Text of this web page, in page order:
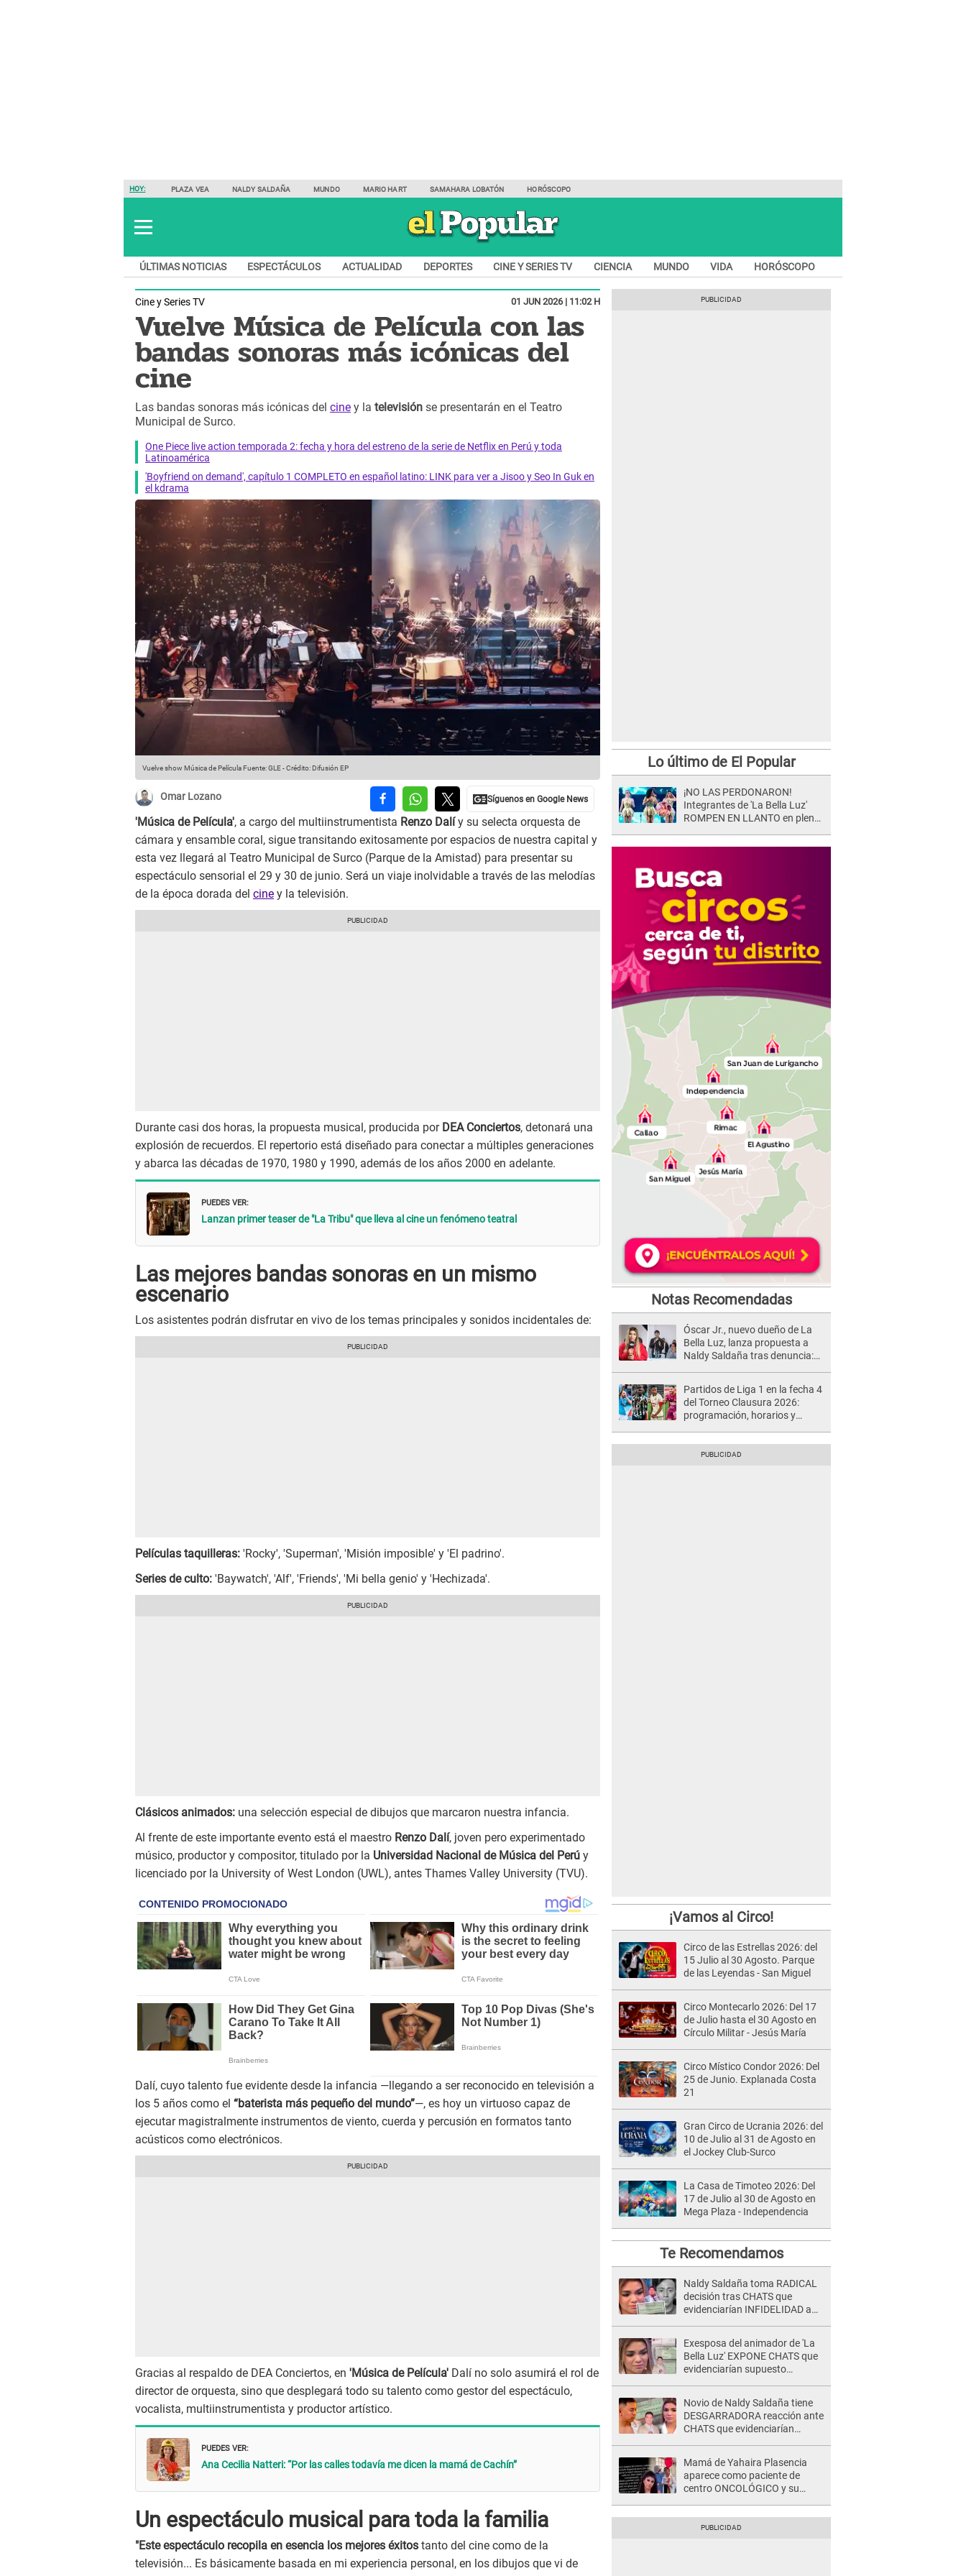
HOY: PLAZA VEA NALDY SALDAÑA MUNDO MARIO HART SAMAHARA LOBATÓN HORÓSCOPO
ÚLTIMAS NOTICIAS ESPECTÁCULOS ACTUALIDAD DEPORTES CINE Y SERIES TV CIENCIA MUNDO VIDA HORÓSCOPO
Cine y Series TV 01 JUN 2026 | 11:02 H
Vuelve Música de Película con las
bandas sonoras más icónicas del
cine
Las bandas sonoras más icónicas del cine y la televisión se presentarán en el Teatro
Municipal de Surco.
One Piece live action temporada 2: fecha y hora del estreno de la serie de Netflix en Perú y toda
Latinoamérica
'Boyfriend on demand', capítulo 1 COMPLETO en español latino: LINK para ver a Jisoo y Seo In Guk en
el kdrama
Vuelve show Música de PelículaFuente: GLE-Crédito: Difusión EP
Omar Lozano
'Música de Película', a cargo del multiinstrumentista Renzo Dalíy su selecta orquesta de
cámara y ensamble coral, sigue transitando exitosamente por espacios de nuestra capital y
esta vez llegará al Teatro Municipal de Surco (Parque de la Amistad) para presentar su
espectáculo sensorial el 29 y 30 de junio. Será un viaje inolvidable a través de las melodías
de la época dorada del cine y la televisión.
Durante casi dos horas, la propuesta musical, producida por DEA Conciertos, detonará una
explosión de recuerdos. El repertorio está diseñado para conectar a múltiples generaciones
y abarca las décadas de 1970, 1980 y 1990, además de los años 2000 en adelante.
PUEDES VER:
Lanzan primer teaser de "La Tribu" que lleva al cine un fenómeno teatral
Las mejores bandas sonoras en un mismo
escenario
Los asistentes podrán disfrutar en vivo de los temas principales y sonidos incidentales de:
Películas taquilleras: 'Rocky', 'Superman', 'Misión imposible' y 'El padrino'.
Series de culto: 'Baywatch', 'Alf', 'Friends', 'Mi bella genio' y 'Hechizada'.
Clásicos animados: una selección especial de dibujos que marcaron nuestra infancia.
Al frente de este importante evento está el maestro Renzo Dalí, joven pero experimentado
músico, productor y compositor, titulado por la Universidad Nacional de Música del Perú y
licenciado por la University of West London (UWL), antes Thames Valley University (TVU).
Dalí, cuyo talento fue evidente desde la infancia —llegando a ser reconocido en televisión a
los 5 años como el “baterista más pequeño del mundo”—, es hoy un virtuoso capaz de
ejecutar magistralmente instrumentos de viento, cuerda y percusión en formatos tanto
acústicos como electrónicos.
Gracias al respaldo de DEA Conciertos, en 'Música de Película' Dalí no solo asumirá el rol de
director de orquesta, sino que desplegará todo su talento como gestor del espectáculo,
vocalista, multiinstrumentista y productor artístico.
PUEDES VER:
Ana Cecilia Natteri: “Por las calles todavía me dicen la mamá de Cachín”
Un espectáculo musical para toda la familia
"Este espectáculo recopila en esencia los mejores éxitos tanto del cine como de la
televisión... Es básicamente basada en mi experiencia personal, en los dibujos que vi de
Lo último de El Popular
¡NO LAS PERDONARON!
Integrantes de 'La Bella Luz'
ROMPEN EN LLANTO en pleno
Notas Recomendadas
Óscar Jr., nuevo dueño de La
Bella Luz, lanza propuesta a
Naldy Saldaña tras denuncia:
Partidos de Liga 1 en la fecha 4
del Torneo Clausura 2026:
programación, horarios y
¡Vamos al Circo!
Circo de las Estrellas 2026: del
15 Julio al 30 Agosto. Parque
de las Leyendas - San Miguel
Circo Montecarlo 2026: Del 17
de Julio hasta el 30 Agosto en
Círculo Militar - Jesús María
Circo Místico Condor 2026: Del
25 de Junio. Explanada Costa
21
Gran Circo de Ucrania 2026: del
10 de Julio al 31 de Agosto en
el Jockey Club-Surco
La Casa de Timoteo 2026: Del
17 de Julio al 30 de Agosto en
Mega Plaza - Independencia
Te Recomendamos
Naldy Saldaña toma RADICAL
decisión tras CHATS que
evidenciarían INFIDELIDAD a
Exesposa del animador de 'La
Bella Luz' EXPONE CHATS que
evidenciarían supuesto
Novio de Naldy Saldaña tiene
DESGARRADORA reacción ante
CHATS que evidenciarían
Mamá de Yahaira Plasencia
aparece como paciente de
centro ONCOLÓGICO y su